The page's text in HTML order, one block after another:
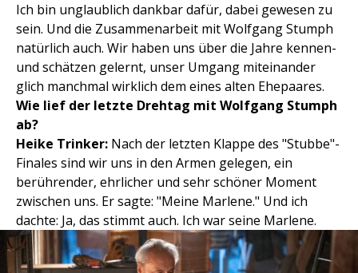
Ich bin unglaublich dankbar dafür, dabei gewesen zu
sein. Und die Zusammenarbeit mit Wolfgang Stumph
natürlich auch. Wir haben uns über die Jahre kennen-
und schätzen gelernt, unser Umgang miteinander
glich manchmal wirklich dem eines alten Ehepaares.
Wie lief der letzte Drehtag mit Wolfgang Stumph
ab?
Heike Trinker: Nach der letzten Klappe des "Stubbe"-
Finales sind wir uns in den Armen gelegen, ein
berührender, ehrlicher und sehr schöner Moment
zwischen uns. Er sagte: "Meine Marlene." Und ich
dachte: Ja, das stimmt auch. Ich war seine Marlene.